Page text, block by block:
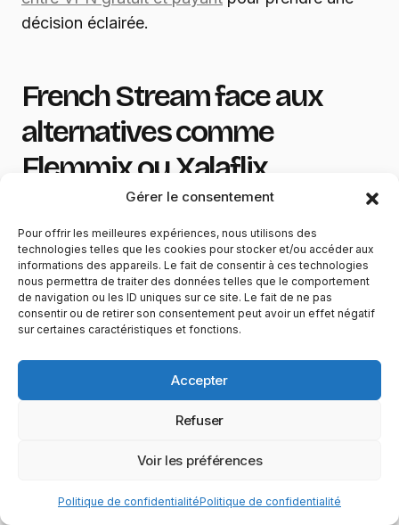
Gérer le consentement
Pour offrir les meilleures expériences, nous utilisons des
technologies telles que les cookies pour stocker et/ou accéder aux
informations des appareils. Le fait de consentir à ces technologies
nous permettra de traiter des données telles que le comportement
de navigation ou les ID uniques sur ce site. Le fait de ne pas
consentir ou de retirer son consentement peut avoir un effet négatif
sur certaines caractéristiques et fonctions.
Accepter
Refuser
Voir les préférences
Politique de confidentialitéPolitique de confidentialité
décision éclairée.
French Stream face aux
alternatives comme
Flemmix ou Xalaflix
ce type. D’autres sites similaires comme
Flemmix(anciennement Wiflix),Xalaflixou
Cinestreamproposent des catalogues
comparables avec les mêmes problématiques.
Comparaison des plateformes
illégales
Changements d’adresse fréquentspour